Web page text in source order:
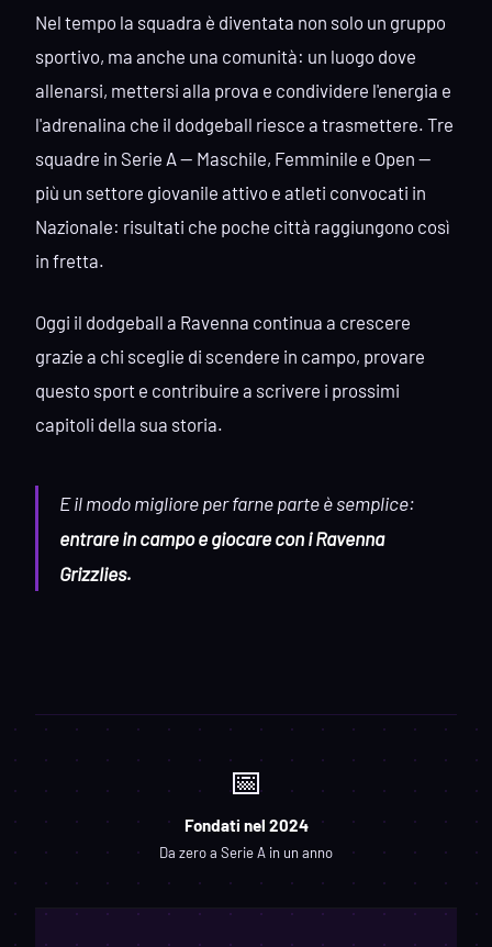
Nel tempo la squadra è diventata non solo un gruppo
sportivo, ma anche una comunità: un luogo dove
allenarsi, mettersi alla prova e condividere l'energia e
l'adrenalina che il dodgeball riesce a trasmettere. Tre
squadre in Serie A — Maschile, Femminile e Open —
più un settore giovanile attivo e atleti convocati in
Nazionale: risultati che poche città raggiungono così
in fretta.
Oggi il dodgeball a Ravenna continua a crescere
grazie a chi sceglie di scendere in campo, provare
questo sport e contribuire a scrivere i prossimi
capitoli della sua storia.
E il modo migliore per farne parte è semplice:
entrare in campo e giocare con i Ravenna
Grizzlies.
📅
Fondati nel 2024
Da zero a Serie A in un anno